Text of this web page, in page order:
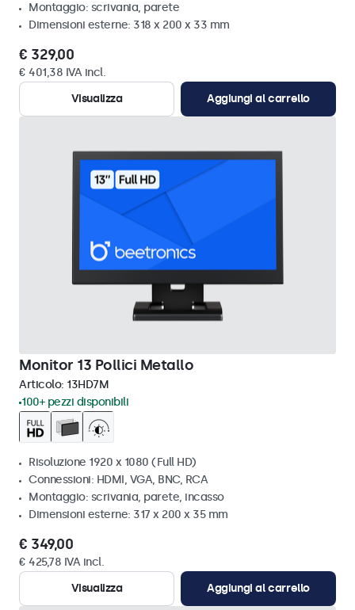
Montaggio: scrivania, parete
Dimensioni esterne: 318 x 200 x 33 mm
€ 329,00
€ 401,38 IVA incl.
Visualizza
Aggiungi al carrello
Monitor 13 Pollici Metallo
Articolo: 13HD7M
100+ pezzi disponibili
Risoluzione 1920 x 1080 (Full HD)
Connessioni: HDMI, VGA, BNC, RCA
Montaggio: scrivania, parete, incasso
Dimensioni esterne: 317 x 200 x 35 mm
€ 349,00
€ 425,78 IVA incl.
Visualizza
Aggiungi al carrello